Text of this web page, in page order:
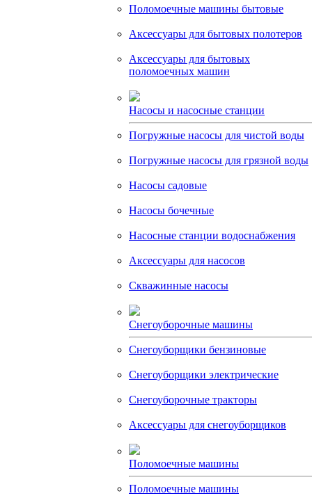
Поломоечные машины бытовые
Аксессуары для бытовых полотеров
Аксессуары для бытовых
поломоечных машин
Насосы и насосные станции
Погружные насосы для чистой воды
Погружные насосы для грязной воды
Насосы садовые
Насосы бочечные
Насосные станции водоснабжения
Аксессуары для насосов
Скважинные насосы
Снегоуборочные машины
Снегоуборщики бензиновые
Снегоуборщики электрические
Снегоуборочные тракторы
Аксессуары для снегоуборщиков
Поломоечные машины
Поломоечные машины